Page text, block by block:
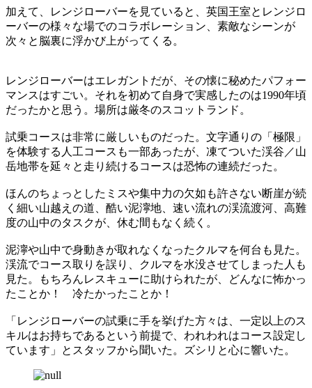
加えて、レンジローバーを見ていると、英国王室とレンジロ
ーバーの様々な場でのコラボレーション、素敵なシーンが
次々と脳裏に浮かび上がってくる。
レンジローバーはエレガントだが、その懐に秘めたパフォー
マンスはすごい。それを初めて自身で実感したのは1990年頃
だったかと思う。場所は厳冬のスコットランド。
試乗コースは非常に厳しいものだった。文字通りの「極限」
を体験する人工コースも一部あったが、凍てついた渓谷／山
岳地帯を延々と走り続けるコースは恐怖の連続だった。
ほんのちょっとしたミスや集中力の欠如も許さない断崖が続
く細い山越えの道、酷い泥濘地、速い流れの渓流渡河、高難
度の山中のタスクが、休む間もなく続く。
泥濘や山中で身動きが取れなくなったクルマを何台も見た。
渓流でコース取りを誤り、クルマを水没させてしまった人も
見た。もちろんレスキューに助けられたが、どんなに怖かっ
たことか！ 冷たかったことか！
「レンジローバーの試乗に手を挙げた方々は、一定以上のス
キルはお持ちであるという前提で、われわれはコース設定し
ています」とスタッフから聞いた。ズシリと心に響いた。